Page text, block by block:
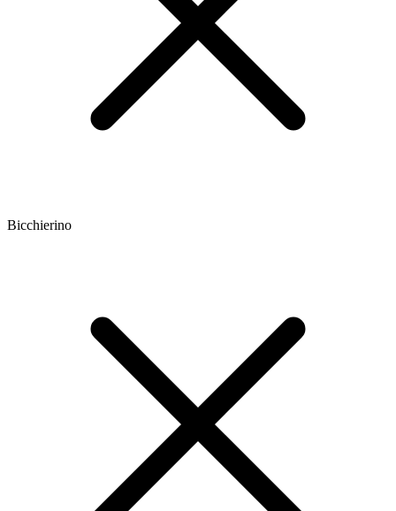
Bicchierino